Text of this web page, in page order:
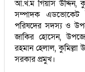
আ.খ.ম গিয়াস উদ্দিন,
সম্পাদক এডভোকেট
পরিষদের সদস্য ও
জাকির হোসেন,
রহমান হেলাল, কুমিল্লা
সরকার প্রমুখ।